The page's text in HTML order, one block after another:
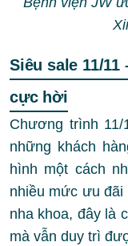
Siêu sale 11/
cực hời
Chương trình
những khách
hình một cách
nhiều mức ưu đãi
nha khoa, đây là
mà vẫn duy trì